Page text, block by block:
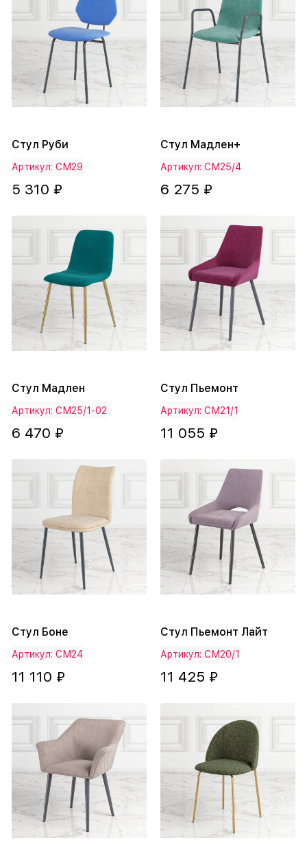
Стул Руби
Артикул: СМ29
5 310 ₽
Стул Мадлен+
Артикул: СМ25/4
6 275 ₽
Стул Мадлен
Артикул: СМ25/1-02
6 470 ₽
Стул Пьемонт
Артикул: СМ21/1
11 055 ₽
Стул Боне
Артикул: СМ24
11 110 ₽
Стул Пьемонт Лайт
Артикул: СМ20/1
11 425 ₽